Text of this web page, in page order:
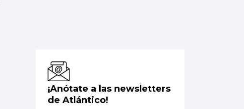
¡Anótate a las newsletters
de Atlántico!